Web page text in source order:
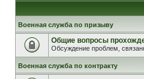
Военная служба по призыву
Общие вопросы
Обсуждение проблем,
Военная служба по контракту